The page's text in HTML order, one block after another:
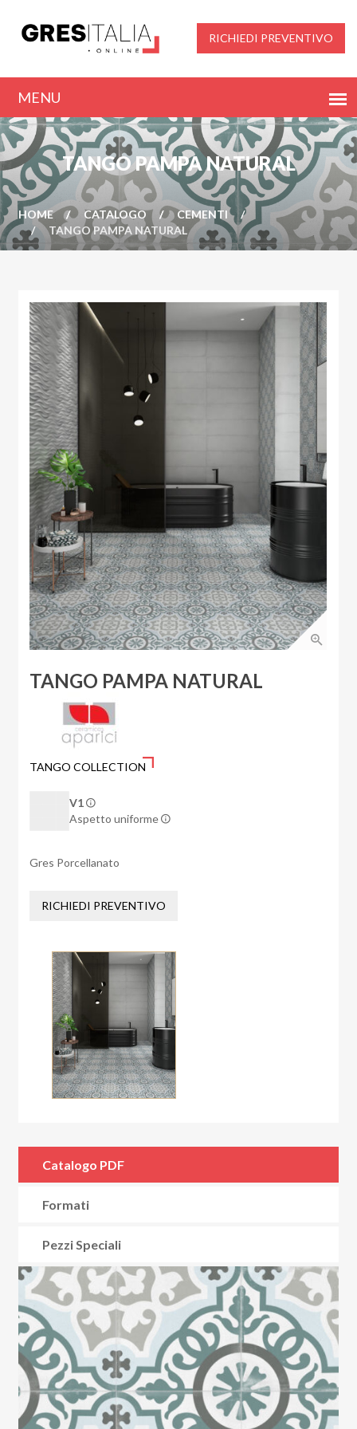
RICHIEDI PREVENTIVO
TANGO PAMPA NATURAL
HOME CATALOGO
CEMENTI
TANGO PAMPA NATURAL
TANGO PAMPA NATURAL
TANGO COLLECTION
V1
Aspetto uniforme
Gres Porcellanato
RICHIEDI PREVENTIVO
Catalogo PDF
Formati
Pezzi Speciali